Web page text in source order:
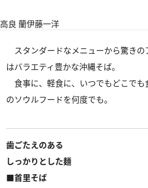
高良 蘭伊藤一洋
スタンダードなメニューから驚きの
はバラエティ豊かな沖縄そば。
食事に、軽食に、いつでもどこでも
のソウルフードを何度でも。
歯ごたえのある
しっかりとした麺
■首里そば